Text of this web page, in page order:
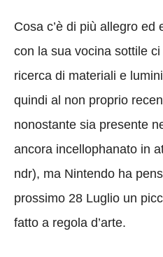
Cosa c’è di più allegro ed
con la sua vocina sottile
ricerca di materiali e
quindi al non proprio
nonostante sia presente
ancora incellophanato in
ndr), ma Nintendo ha
prossimo 28 Luglio un
fatto a regola d’arte.